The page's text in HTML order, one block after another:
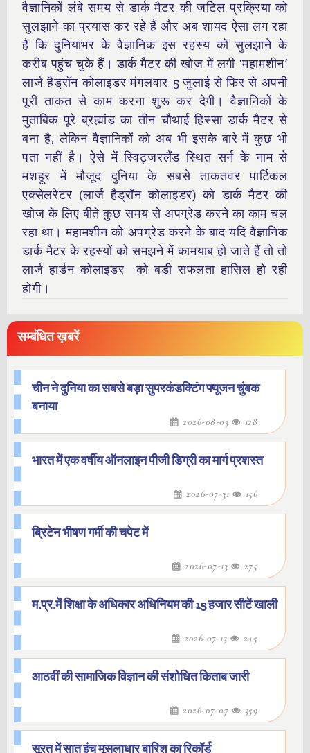
वैज्ञानिकों लंबे समय से डार्क मैटर की जटिल प्रक्रिया को
सुलझाने का प्रयास कर रहे हैं और अब शायद ऐसा लग रहा
है कि दुनियाभर के वैज्ञानिक इस रहस्य को सुलझाने के
करीब पहुंच चुके हैं। डार्क मैटर की खोज में लगी ‘महामशीन’
लार्ज हैड्रॉन कोलाइडर मंगलवार 5 जुलाई से फिर से अपनी
पूरी ताकत से काम करना शुरू कर देगी। वैज्ञानिकों के
मुताबिक पूरे ब्रह्मांड का तीन चौथाई हिस्सा डार्क मैटर से
बना है, लेकिन वैज्ञानिकों को अब भी इसके बारे में कुछ भी
पता नहीं है। ऐसे में स्विट्जरलैंड स्थित सर्न के नाम से
मशहूर में मौजूद दुनिया के सबसे ताकतवर पार्टिकल
एक्सेलरेटर (लार्ज हैड्रॉन कोलाइडर) को डार्क मैटर की
खोज के लिए बीते कुछ समय से अपग्रेड करने का काम चल
रहा था। महामशीन को अपग्रेड करने के बाद यदि वैज्ञानिक
डार्क मैटर के रहस्यों को समझने में कामयाब हो जाते हैं तो तो
लार्ज हार्डन कोलाइडर को बड़ी सफलता हासिल हो रही
होगी।
सम्बंधित ख़बरें
चीन ने दुनिया का सबसे बड़ा सुपरकंडक्टिंग फ्यूजन चुंबक
बनाया
2026-08-03 128
भारत में एक वर्षीय ऑनलाइन पीजी डिग्री का मार्ग प्रशस्त
2026-07-31 156
ब्रिटेन भीषण गर्मी की चपेट में
2026-07-13 275
म.प्र.में शिक्षा के अधिकार अधिनियम की 15 हजार सीटें खाली
2026-07-13 245
आठवीं की सामाजिक विज्ञान की संशोधित किताब जारी
2026-07-07 359
सूरत में सात इंच मूसलाधार बारिश का रिकॉर्ड